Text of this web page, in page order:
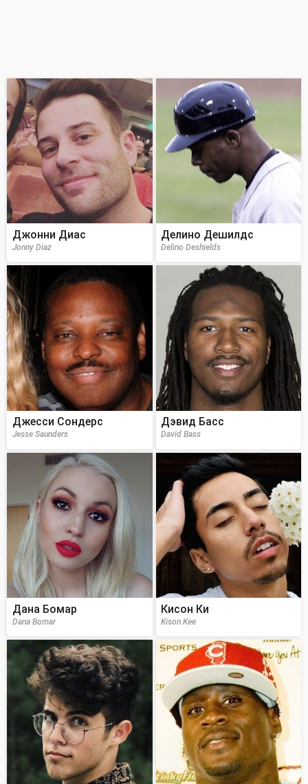
Джонни Диас
Jonny Diaz
Делино Дешилдс
Delino Deshields
Джесси Сондерс
Jesse Saunders
Дэвид Басс
David Bass
Дана Бомар
Dana Bomar
Кисон Ки
Kison Kee